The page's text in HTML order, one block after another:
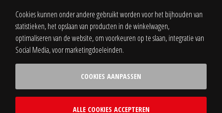
Contact Zakelijk
Voorwaarden
Cookies kunnen onder andere gebruikt worden voor het bijhouden van
statistieken, het opslaan van producten in de winkelwagen,
optimaliseren van de website, om voorkeuren op te slaan, integratie van
Social Media, voor marketingdoeleinden.
COOKIES AANPASSEN
ALLE COOKIES ACCEPTEREN